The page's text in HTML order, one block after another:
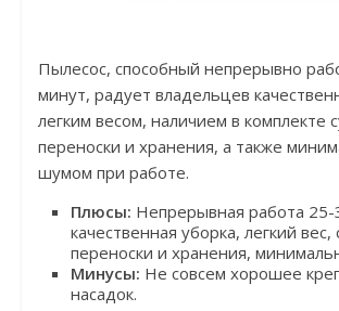
Пылесос, способный непрерывно
минут, радует владельцев
легким весом, наличием в комплекте
переноски и хранения, а также
шумом при работе.
Плюсы: Непрерывная работа 25-
качественная уборка, легкий вес,
переноски и хранения,
Минусы: Не совсем хорошее
насадок.